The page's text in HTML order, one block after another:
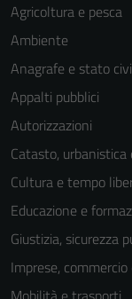
Agricoltura e pesca
Ambiente
Anagrafe e stato
Appalti pubblici
Autorizzazioni
Catasto, urbanistica
Cultura e tempo
Educazione e
Giustizia, sicurezza
Imprese, commercio